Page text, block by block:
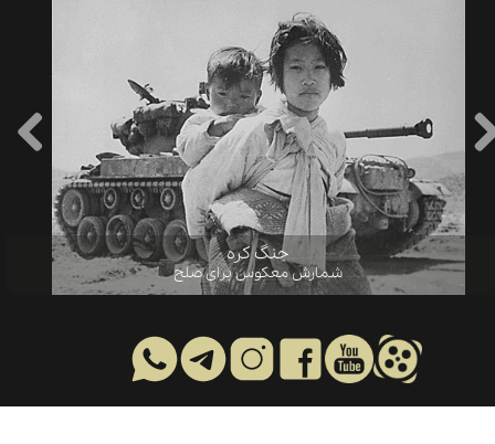
جنگ کره
شمارش معکوس برای صلح